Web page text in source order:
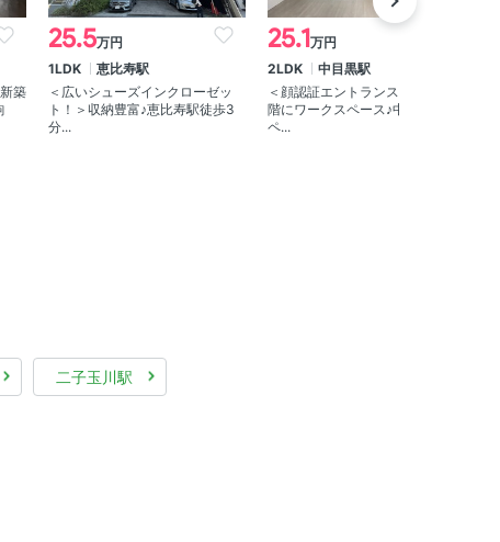
築
25.5万円
1LDK
恵比寿駅
＜広いシューズインクローゼッ
ト！＞収納豊富♪恵比寿駅徒歩3
分...
25.1万円
2LDK
中目黒駅
＜顔認証エントランスで安心＞一
階にワークスペース♪中目黒の
ペ...
二子玉川駅